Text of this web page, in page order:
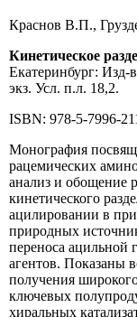
Краснов В.П.,
Кинетическое
Екатеринбург: Изд-
экз. Усл. п.л. 18,2.
ISBN: 978-5-7996-
Монография
рацемических
анализ и обощение
кинетического
ацилировании в
природных
переноса
агентов. Показаны
получения
ключевых
хиральных